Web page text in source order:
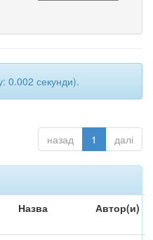
0.002 секунди).
назад 1 далі
Назва Автор(и)